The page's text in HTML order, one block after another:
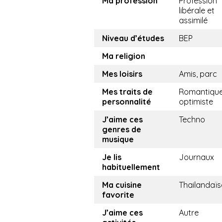
libérale et
assimilé
Niveau d’études
BEP
Ma religion
Mes loisirs
Amis, parc
Mes traits de
personnalité
optimiste
J’aime ces
genres de
musique
Techno
Je lis
habituellement
Journaux
Ma cuisine
favorite
J’aime ces
Autre